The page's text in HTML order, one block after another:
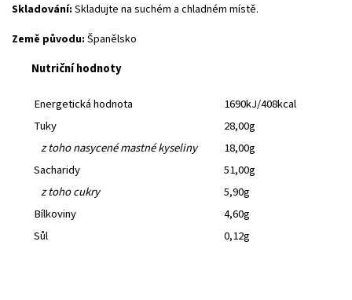
Skladování: Skladujte na suchém a chladném místě.
Země původu: Španělsko
Nutriční hodnoty
Energetická hodnota
1690kJ/408kcal
Tuky
28,00g
z toho nasycené mastné kyseliny
18,00g
Sacharidy
51,00g
z toho cukry
5,90g
Bílkoviny
4,60g
Sůl
0,12g